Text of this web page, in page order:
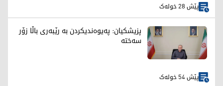
پێش 28 خولەک
پزیشکیان: پەیوەندیکردن بە رێبەری باڵا زۆر
سەختە
پێش 54 خولەک